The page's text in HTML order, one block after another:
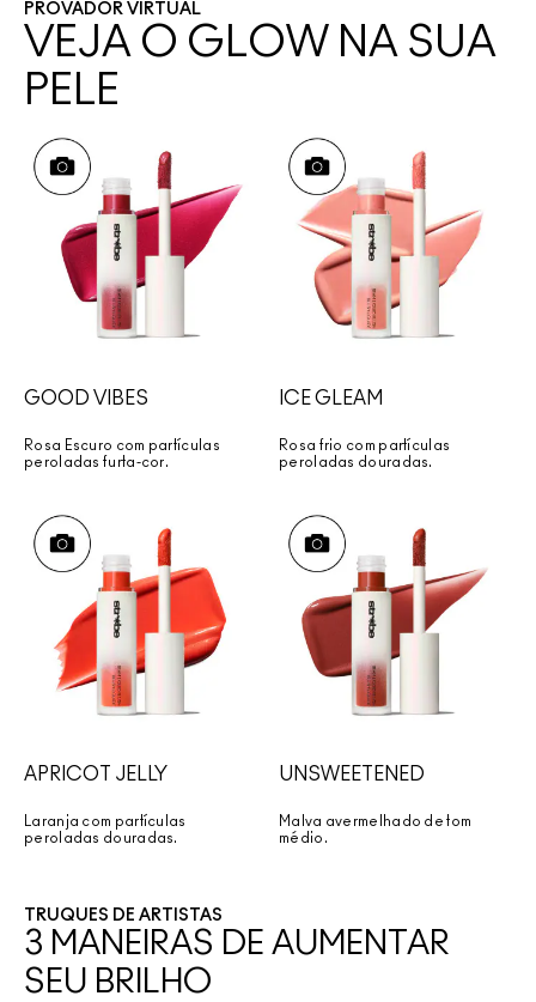
PROVADOR VIRTUAL
VEJA O GLOW NA SUA
PELE
GOOD VIBES
Rosa Escuro com partículas
peroladas furta-cor.
ICE GLEAM
Rosa frio com partículas
peroladas douradas.
APRICOT JELLY
Laranja com partículas
peroladas douradas.
UNSWEETENED
Malva avermelhado de tom
médio.
TRUQUES DE ARTISTAS
3 MANEIRAS DE AUMENTAR
SEU BRILHO